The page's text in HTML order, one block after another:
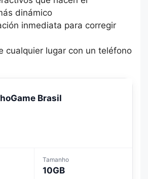
dinámico
inmediata para corregir
cualquier lugar con un teléfono
Brasil
Tamanho
10GB